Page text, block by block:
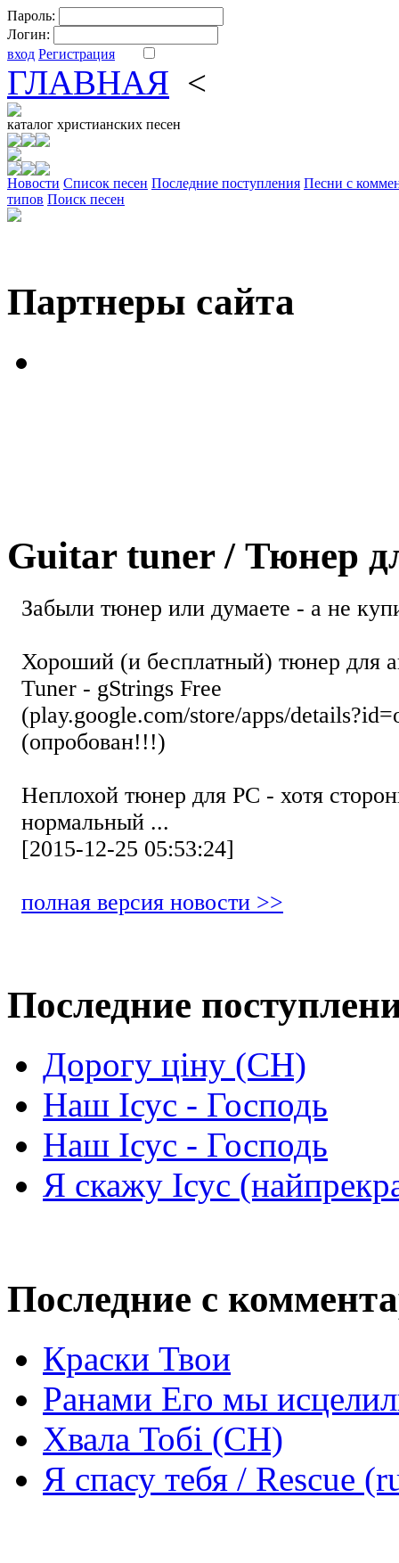
Пароль:
Логин:
вход Регистрация
ГЛАВНАЯ <
каталог христианских песен
Новости Cписок песен Последние поступления Песни с
типов Поиск песен
Партнеры сайта
Guitar tuner / Тюнер
Забыли тюнер или думаете - а не
Хороший (и бесплатный) тюнер для
Tuner - gStrings Free
(play.google.com/store/apps/
(опробован!!!)
Неплохой тюнер для РС - хотя
нормальный ...
[2015-12-25 05:53:24]
полная версия новости >>
Последние
Дорогу ціну (СН)
Наш Ісус - Господь
Наш Ісус - Господь
Я скажу Ісус
Последние с
Краски Твои
Ранами Его мы
Хвала Тобі (СН)
Я спасу тебя / Rescue